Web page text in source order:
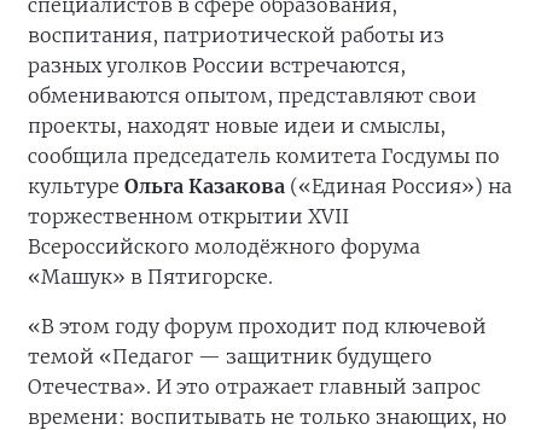
специалистов в сфере образования,
воспитания, патриотической работы из
разных уголков России встречаются,
обмениваются опытом, представляют свои
проекты, находят новые идеи и смыслы,
сообщила председатель комитета Госдумы по
культуре Ольга Казакова («Единая Россия») на
торжественном открытии XVII
Всероссийского молодёжного форума
«Машук» в Пятигорске.
«В этом году форум проходит под ключевой
темой «Педагог — защитник будущего
Отечества». И это отражает главный запрос
времени: воспитывать не только знающих, но